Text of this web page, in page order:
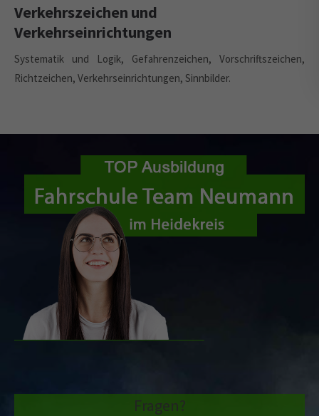
Verkehrszeichen und
Verkehrseinrichtungen
Systematik und Logik, Gefahrenzeichen, Vorschriftszeichen,
Richtzeichen, Verkehrseinrichtungen, Sinnbilder.
Fragen?